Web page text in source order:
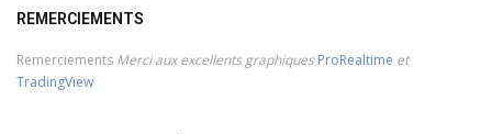
REMERCIEMENTS
Remerciements Merci aux excellents graphiques ProRealtime et
TradingView